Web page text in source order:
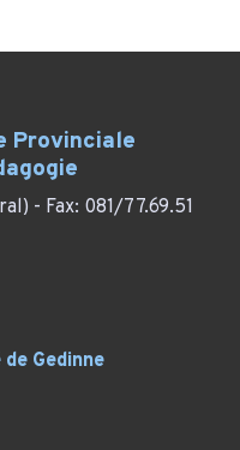
Provinciale
- Fax: 081/77.69.51
Gedinne